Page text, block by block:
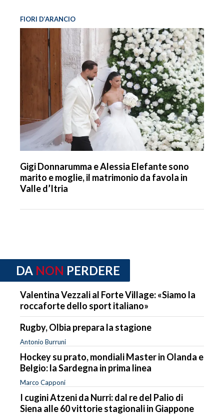
FIORI D’ARANCIO
Gigi Donnarumma e Alessia Elefante sono
marito e moglie, il matrimonio da favola in
Valle d’Itria
DA NON PERDERE
Valentina Vezzali al Forte Village: «Siamo la
roccaforte dello sport italiano»
Rugby, Olbia prepara la stagione
Antonio Burruni
Hockey su prato, mondiali Master in Olanda e
Belgio: la Sardegna in prima linea
Marco Capponi
I cugini Atzeni da Nurri: dal re del Palio di
Siena alle 60 vittorie stagionali in Giappone